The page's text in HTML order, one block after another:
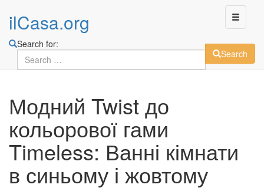
ilCasa.org
Search for:
Search
mainМодний Twist до
кольорової гами
Timeless: Ванні кімнати
в синьому і жовтому